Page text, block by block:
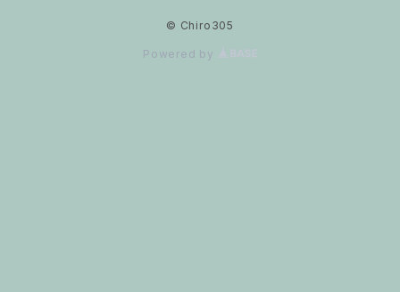
© Chiro305
Powered by